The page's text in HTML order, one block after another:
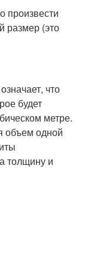
произвести
размер (это
что
будет
метре.
объем одной
толщину и